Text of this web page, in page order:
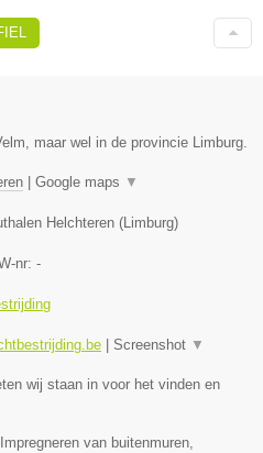
maar wel in de provincie Limburg.
Google maps ▼
Helchteren ( Limburg)
nr: -
Screenshot ▼
wij staan in voor het vinden en
van buitenmuren,